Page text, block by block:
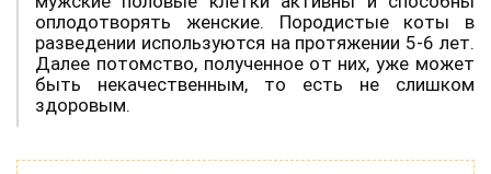
оплодотворять женские. Породистые коты в
разведении используются на протяжении 5-6 лет.
Далее потомство, полученное от них, уже может
быть некачественным, то есть не слишком
здоровым.